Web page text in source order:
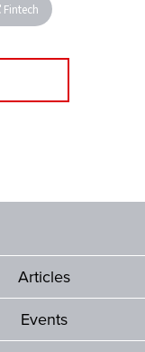
Fintech
Articles
Events